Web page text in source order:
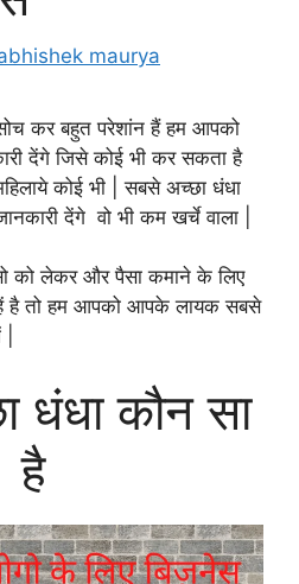
maurya
कर बहुत परेशांन हैं हम आपको
देंगे जिसे कोई भी कर सकता है
कोई भी | सबसे अच्छा धंधा
देंगे वो भी कम खर्चे वाला |
को लेकर और पैसा कमाने के लिए
है तो हम आपको आपके लायक सबसे
धंधा कौन सा
है